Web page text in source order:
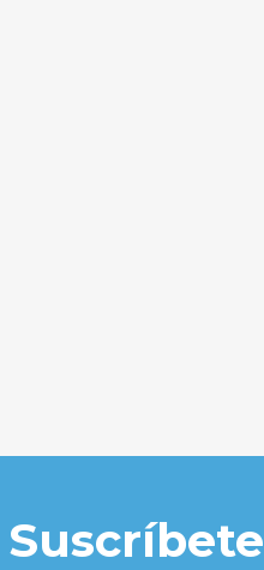
Suscríbete